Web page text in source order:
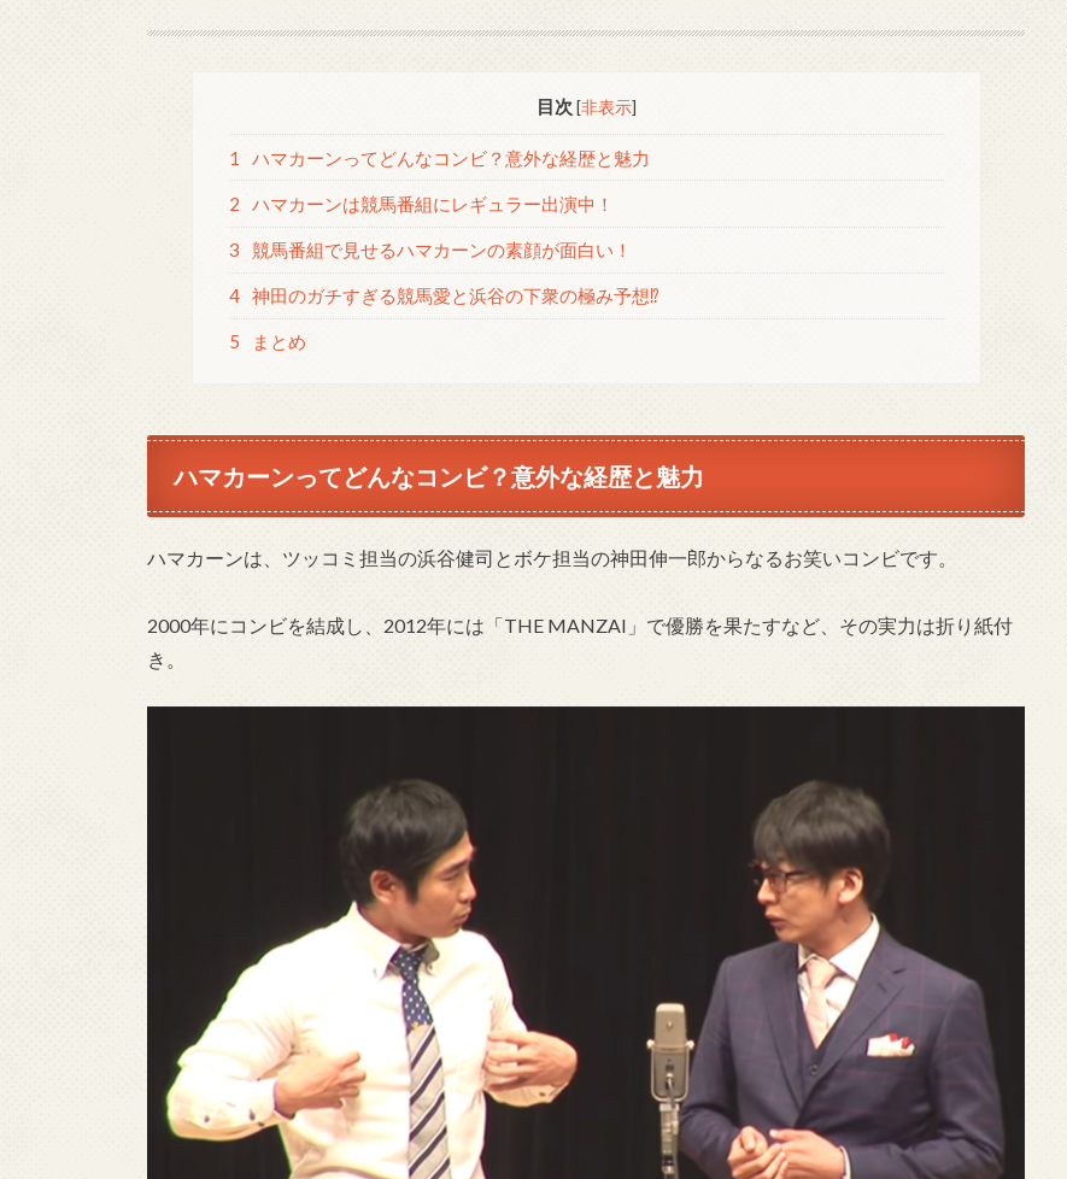
目次 [非表示]
1 ハマカーンってどんなコンビ？意外な経歴と魅力
2 ハマカーンは競馬番組にレギュラー出演中！
3 競馬番組で見せるハマカーンの素顔が面白い！
4 神田のガチすぎる競馬愛と浜谷の下衆の極み予想⁉
5 まとめ
ハマカーンってどんなコンビ？意外な経歴と魅力
ハマカーンは、ツッコミ担当の浜谷健司とボケ担当の神田伸一郎からなるお笑いコンビです。
2000年にコンビを結成し、2012年には「THE MANZAI」で優勝を果たすなど、その実力は折り紙付
き。